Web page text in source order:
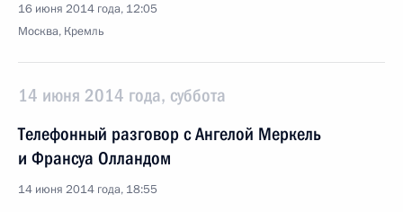
16 июня 2014 года, 12:05
Москва, Кремль
14 июня 2014 года, суббота
Телефонный разговор с Ангелой Меркель
и Франсуа Олландом
14 июня 2014 года, 18:55